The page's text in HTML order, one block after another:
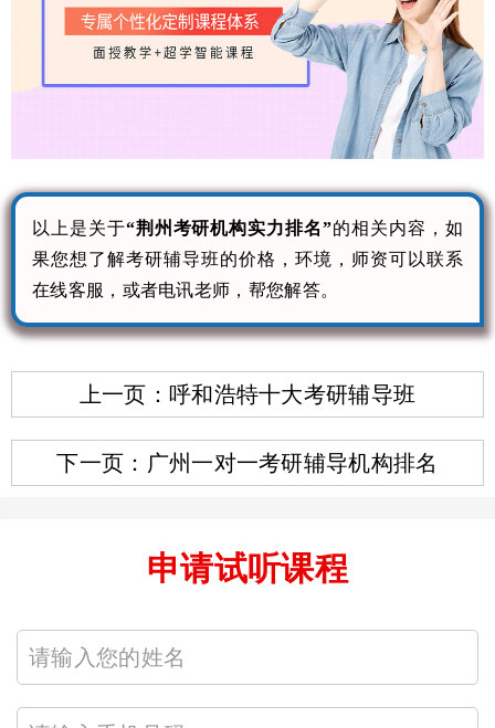
以上是关于“荆州考研机构实力排名”的相关内容，如
果您想了解考研辅导班的价格，环境，师资可以联系
在线客服，或者电讯老师，帮您解答。
上一页：呼和浩特十大考研辅导班
下一页：广州一对一考研辅导机构排名
申请试听课程